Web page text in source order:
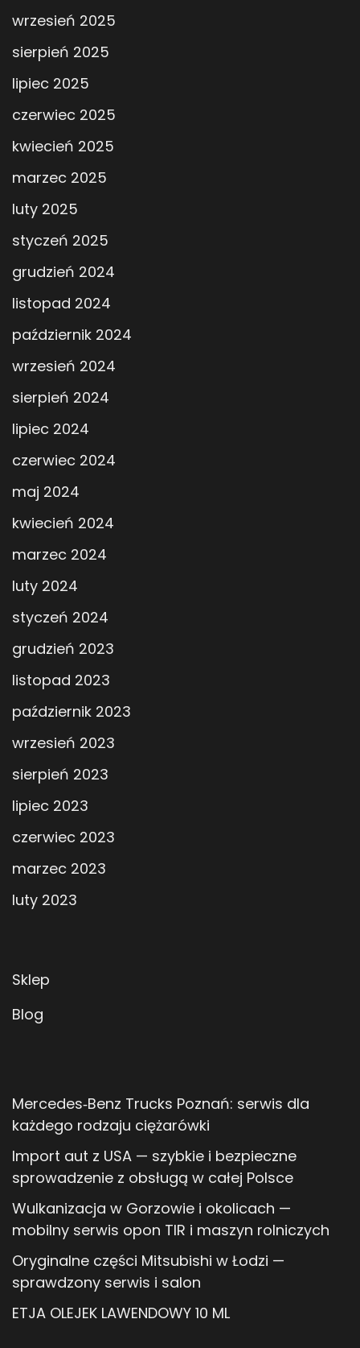
wrzesień 2025
sierpień 2025
lipiec 2025
czerwiec 2025
kwiecień 2025
marzec 2025
luty 2025
styczeń 2025
grudzień 2024
listopad 2024
październik 2024
wrzesień 2024
sierpień 2024
lipiec 2024
czerwiec 2024
maj 2024
kwiecień 2024
marzec 2024
luty 2024
styczeń 2024
grudzień 2023
listopad 2023
październik 2023
wrzesień 2023
sierpień 2023
lipiec 2023
czerwiec 2023
marzec 2023
luty 2023
Sklep
Blog
Mercedes‑Benz Trucks Poznań: serwis dla
każdego rodzaju ciężarówki
Import aut z USA — szybkie i bezpieczne
sprowadzenie z obsługą w całej Polsce
Wulkanizacja w Gorzowie i okolicach —
mobilny serwis opon TIR i maszyn rolniczych
Oryginalne części Mitsubishi w Łodzi —
sprawdzony serwis i salon
ETJA OLEJEK LAWENDOWY 10 ML